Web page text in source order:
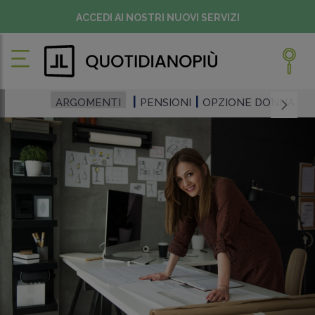
ACCEDI AI NOSTRI NUOVI SERVIZI
ARGOMENTI PENSIONI OPZIONE DONNA